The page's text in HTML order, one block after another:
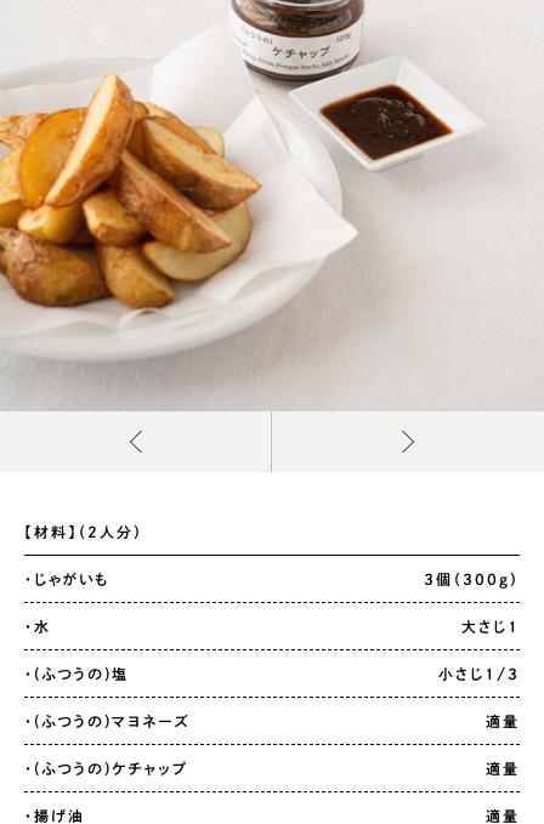
【材料】（2人分）
・じゃがいも 3個（300g）
・水 大さじ1
・(ふつうの)塩 小さじ1/3
・(ふつうの)マヨネーズ 適量
・(ふつうの)ケチャップ 適量
・揚げ油 適量